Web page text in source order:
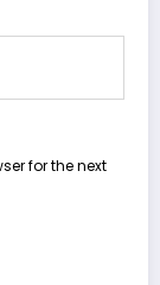
for the next